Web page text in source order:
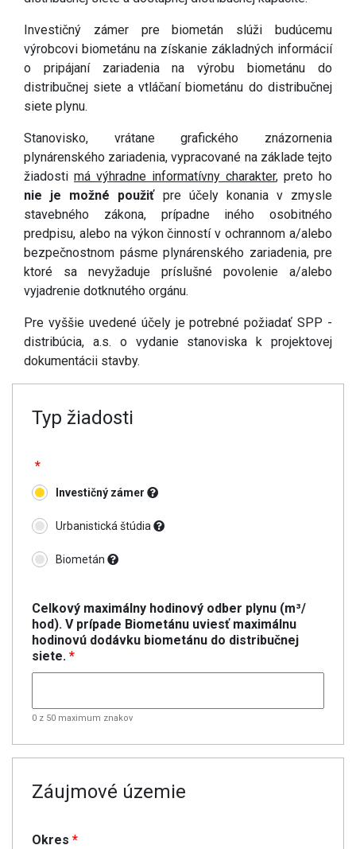
Investičný zámer pre biometán slúži budúcemu
výrobcovi biometánu na získanie základných informácií
o pripájaní zariadenia na výrobu biometánu do
distribučnej siete a vtláčaní biometánu do distribučnej
siete plynu.
Stanovisko, vrátane grafického znázornenia
plynárenského zariadenia, vypracované na základe tejto
žiadosti má výhradne informatívny charakter, preto ho
nie je možné použiťpre účely konania v zmysle
stavebného zákona, prípadne iného osobitného
predpisu, alebo na výkon činností v ochrannom a/alebo
bezpečnostnom pásme plynárenského zariadenia, pre
ktoré sa nevyžaduje príslušné povolenie a/alebo
vyjadrenie dotknutého orgánu.
Pre vyššie uvedené účely je potrebné požiadať SPP -
distribúcia, a.s. o vydanie stanoviska k projektovej
dokumentácii stavby.
Typ žiadosti
*
Investičný zámer
Urbanistická štúdia
Biometán
Celkový maximálny hodinový odber plynu (m³/
hod). V prípade Biometánu uviesť maximálnu
hodinovú dodávku biometánu do distribučnej
siete. *
0 z 50 maximum znakov
Záujmové územie
Okres *